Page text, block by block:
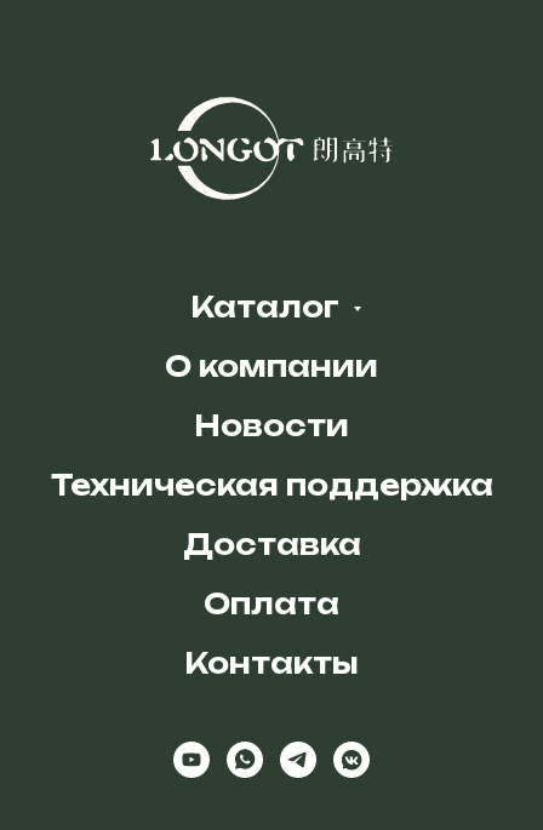
Каталог
О компании
Новости
Техническая поддержка
Доставка
Оплата
Контакты